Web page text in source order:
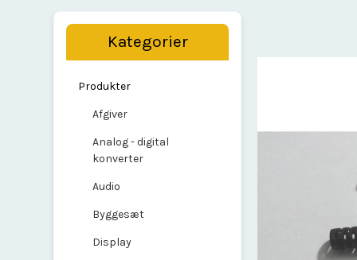
Kategorier
Produkter
Afgiver
Analog - digital
konverter
Audio
Byggesæt
Display